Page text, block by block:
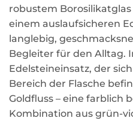
robustem
einem auslaufsicheren
langlebig,
Begleiter für den Alltag.
Edelsteineinsatz, der
Bereich der Flasche
Goldfluss – eine farblich
Kombination aus grün-